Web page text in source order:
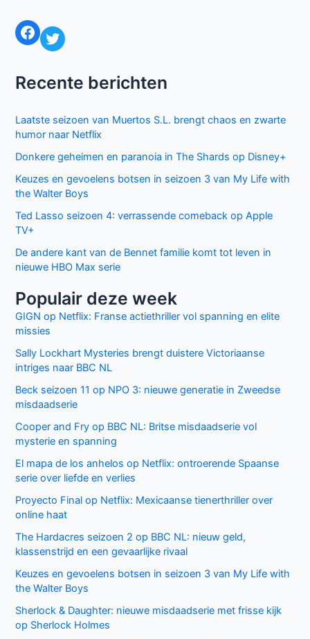
Facebook Twitter
Recente berichten
Laatste seizoen van Muertos S.L. brengt chaos en zwarte
humor naar Netflix
Donkere geheimen en paranoia in The Shards op Disney+
Keuzes en gevoelens botsen in seizoen 3 van My Life with
the Walter Boys
Ted Lasso seizoen 4: verrassende comeback op Apple
TV+
De andere kant van de Bennet familie komt tot leven in
nieuwe HBO Max serie
Populair deze week
GIGN op Netflix: Franse actiethriller vol spanning en elite
missies
Sally Lockhart Mysteries brengt duistere Victoriaanse
intriges naar BBC NL
Beck seizoen 11 op NPO 3: nieuwe generatie in Zweedse
misdaadserie
Cooper and Fry op BBC NL: Britse misdaadserie vol
mysterie en spanning
El mapa de los anhelos op Netflix: ontroerende Spaanse
serie over liefde en verlies
Proyecto Final op Netflix: Mexicaanse tienerthriller over
online haat
The Hardacres seizoen 2 op BBC NL: nieuw geld,
klassenstrijd en een gevaarlijke rivaal
Keuzes en gevoelens botsen in seizoen 3 van My Life with
the Walter Boys
Sherlock & Daughter: nieuwe misdaadserie met frisse kijk
op Sherlock Holmes